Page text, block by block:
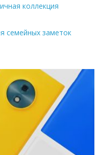
коллекция
семейных заметок